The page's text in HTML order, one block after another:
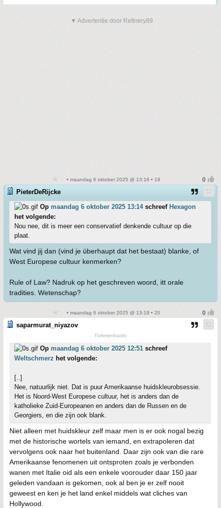
▼ Advertentie door Refinery89
• maandag 6 oktober 2025 @ 13:16 • 19
PieterDeRijcke
Op maandag 6 oktober 2025 13:14schreef Hexagon
het volgende:
Nou nee, dit is meer een conservatief denkende cultuur op die
plaat.
Wat vind jij dan (vind je überhaupt dat het bestaat) blanke, of
West Europese cultuur kenmerken?
Rule of Law? Nadruk op het geschreven woord, itt orale
tradities. Wetenschap?
• maandag 6 oktober 2025 @ 13:19 • 20
saparmurat_niyazov
Türkmenbashi
Op maandag 6 oktober 2025 12:51 schreef
Weltschmerz het volgende:
[..]
Nee, natuurlijk niet. Dat is puur Amerikaanse huidskleurobsessie.
Het is Noord-West Europese cultuur, het is anders dan de
katholieke Zuid-Europeanen en anders dan de Russen en de
Georgiers, en die zijn ook blank.
Niet alleen met huidskleur zelf maar men is er ook nogal bezig
met de historische wortels van iemand, en extrapoleren dat
vervolgens ook naar het buitenland. Daar zijn ook van die rare
Amerikaanse fenomenen uit ontsproten zoals je verbonden
wanen met Italie oid als een enkele voorouder daar 150 jaar
geleden vandaan is gekomen, ook al ben je er zelf nooit
geweest en ken je het land enkel middels wat cliches van
Hollywood.